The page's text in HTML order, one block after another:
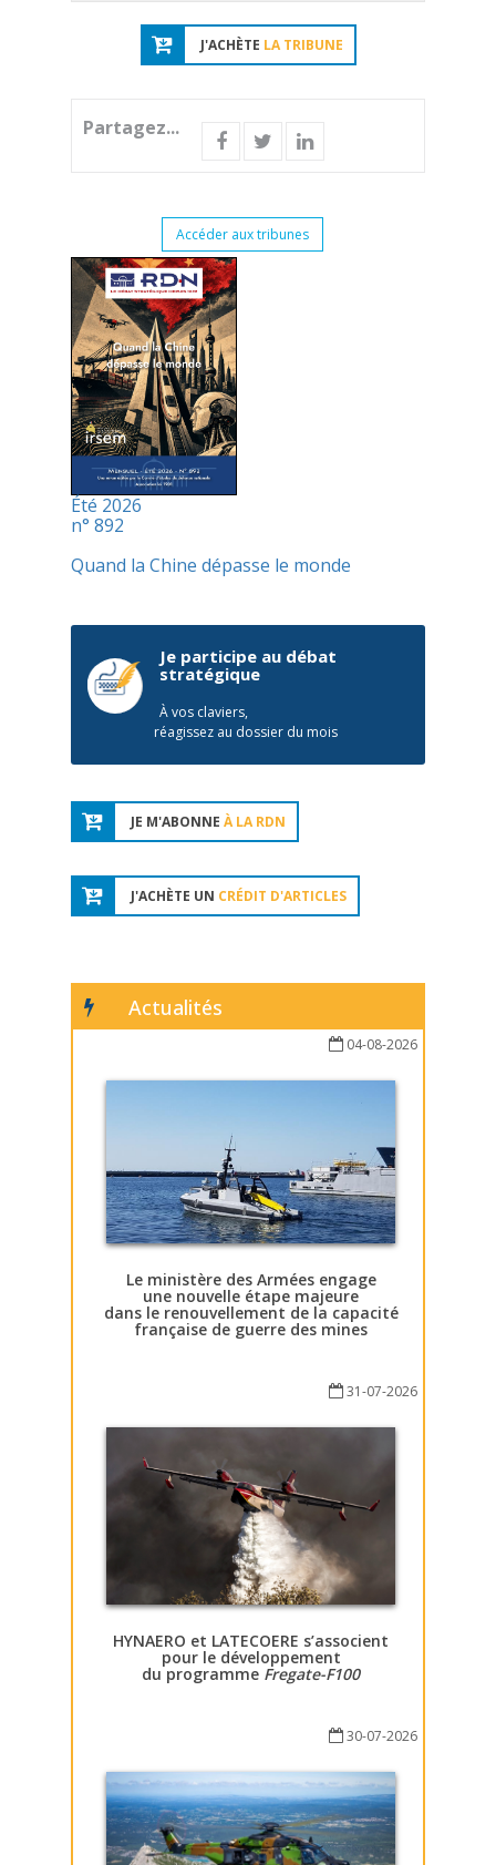
J'ACHÈTE LA TRIBUNE
Partagez...
Accéder aux tribunes
Été 2026
n° 892
Quand la Chine dépasse le monde
Je participe au débat
stratégique
À vos claviers,
réagissez au dossier du mois
JE M'ABONNE À LA RDN
J'ACHÈTE UN CRÉDIT D'ARTICLES
Actualités
04-08-2026
Le ministère des Armées engage
une nouvelle étape majeure
dans le renouvellement de la capacité
française de guerre des mines
31-07-2026
HYNAERO et LATECOERE s’associent
pour le développement
du programme Fregate-F100
30-07-2026